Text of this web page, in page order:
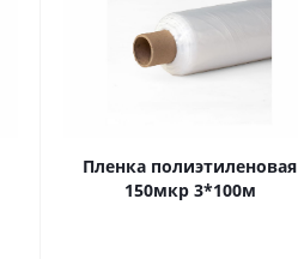
Пленка полиэтиленовая
150мкр 3*100м